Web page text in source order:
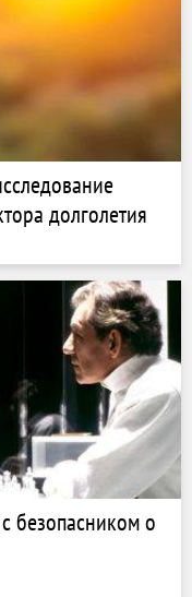
долголетия
безопасником о